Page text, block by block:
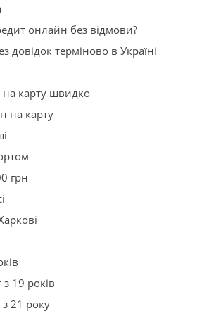
онлайн без відмови?
довідок терміново в Україні
карту швидко
на карту
грн
19 років
21 року